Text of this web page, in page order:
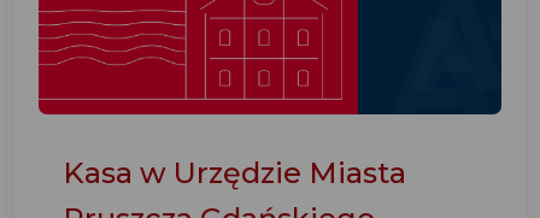
Kasa w Urzędzie Miasta